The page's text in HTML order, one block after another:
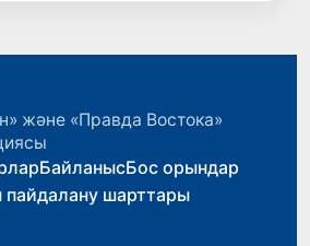
және «Правда Востока»
БайланысБос орындар
шарттары